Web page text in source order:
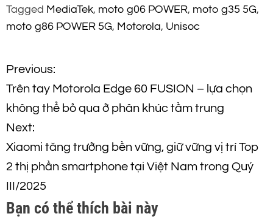
Tagged MediaTek, moto g06 POWER, moto g35 5G,
moto g86 POWER 5G, Motorola, Unisoc
Đ
i
ề
u
h
Previous:
Trên tay Motorola Edge 60 FUSION – lựa chọn
không thể bỏ qua ở phân khúc tầm trung
Next:
Xiaomi tăng trưởng bền vững, giữ vững vị trí Top
2 thị phần smartphone tại Việt Nam trong Quý
III/2025
Bạn có thể thích bài này